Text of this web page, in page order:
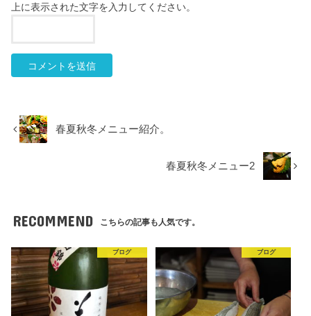
上に表示された文字を入力してください。
春夏秋冬メニュー紹介。
春夏秋冬メニュー2
RECOMMEND こちらの記事も人気です。
ブログ ブログ